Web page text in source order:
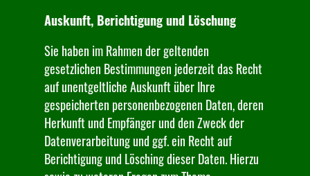
Auskunft, Berichtigung und Löschung
Sie haben im Rahmen der geltenden
gesetzlichen Bestimmungen jederzeit das Recht
auf unentgeltliche Auskunft über Ihre
gespeicherten personenbezogenen Daten, deren
Herkunft und Empfänger und den Zweck der
Datenverarbeitung und ggf. ein Recht auf
Berichtigung und Lösching dieser Daten. Hierzu